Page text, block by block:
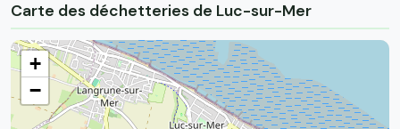
Carte des déchetteries de Luc-sur-Mer
+
−